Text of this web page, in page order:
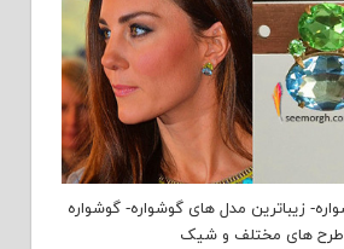
زیباترین مدل های گوشواره- گوشواره
طرح های مختلف و شیک